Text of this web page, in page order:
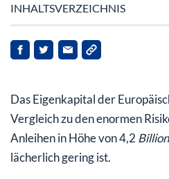
INHALTSVERZEICHNIS
Jeder Ramsch wird von der
akzeptiert
ausfallgefährdet
Deutschland haftet mit
Das Eigenkapital der
Vergleich zu den enormen
Anleihen in Höhe von 4,2
lächerlich gering ist.